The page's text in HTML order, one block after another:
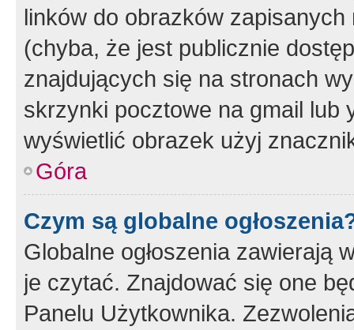
linków do obrazków
(chyba, że jest publicznie
znajdujących się na stronach
skrzynki pocztowe na gmail lub
wyświetlić obrazek użyj
Góra
Czym są globalne
Globalne ogłoszenia zawierają
je czytać. Znajdować się one
Panelu Użytkownika.